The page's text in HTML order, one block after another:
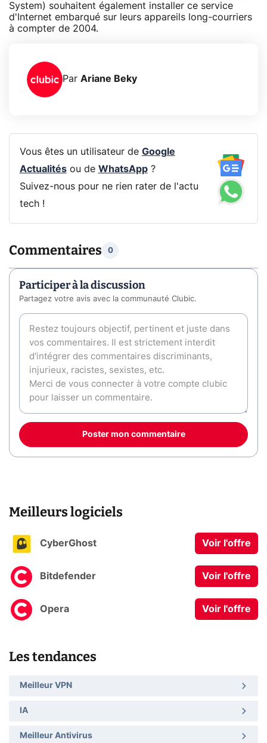
System) souhaitent également installer ce service
d'Internet embarqué sur leurs appareils long-courriers
à compter de 2004.
Par Ariane Beky
Vous êtes un utilisateur de Google
Actualitésou de WhatsApp?
Suivez-nous pour ne rien rater de l'actu
tech !
Commentaires 0
Participer à la discussion
Partagez votre avis avec la communauté Clubic.
Poster mon commentaire
Meilleurs logiciels
CyberGhost Voir l'offre
Bitdefender Voir l'offre
Opera Voir l'offre
Les tendances
Meilleur VPN
IA
Meilleur Antivirus